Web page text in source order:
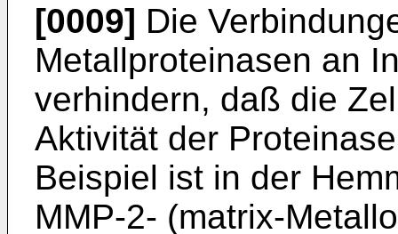
[0009] Die
Metallproteinasen an
verhindern, daß die
Aktivität der
Beispiel ist in der
MMP-2- (matrix-